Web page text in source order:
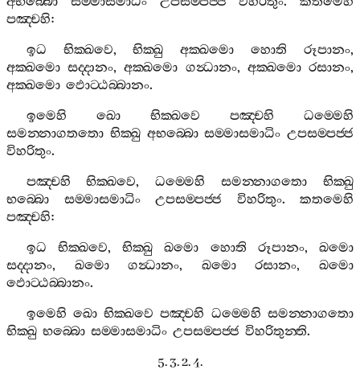
පඤ‍්චහි:
ඉධ
භික‍්ඛවෙ,භික‍්ඛු අක‍්ඛමො හොති රූපානං,
අක‍්ඛමො සද‍්දානං,අක‍්ඛමො ගන්‍ධානං, අක‍්ඛමො රසානං,
අක‍්ඛමො ඵොට‍්ඨබ‍්බානං.
ඉමෙහි
ඛො භික‍්ඛවෙ පඤ‍්චහි
ධම‍්මෙහි
සමන‍්නාගතතො භික‍්ඛු අභබ‍්බො සම‍්මාසමාධිං උපසම‍්පජ‍්ජ
විහරිතුං.
පඤ‍්චහි
භික‍්ඛවෙ,ධම‍්මෙහි සමන‍්නාගතො
භික‍්ඛු
භබ‍්බො
සම‍්මාසමාධිං උපසම‍්පජ‍්ජ විහරිතුං. කතමෙහි
පඤ‍්චහි:
ඉධ
භික‍්ඛවෙ,භික‍්ඛු ඛමො හොති රූපානං,ඛමො
සද‍්දානං, ඛමො ගන්‍ධානං, ඛමො රසානං,ඛමො
ඵොට‍්ඨබ‍්බානං.
ඉමෙහි ඛො භික‍්ඛවෙ පඤ‍්චහි ධම‍්මෙහි සමන‍්නාගතො
භික‍්ඛු භබ‍්බො සම‍්මාසමාධිං උපසම‍්පජ‍්ජ විහරිතුන‍්ති.
5. 3. 2. 4.